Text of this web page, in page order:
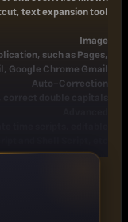
text expansion tool.
Image
such as Pages,
Google Chrome Gmail.
Auto-Correction
Cloud sync
etc, or shared
all your computers.
user environment.